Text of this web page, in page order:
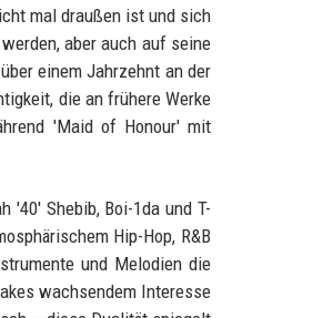
mal draußen ist und sich
aber auch auf seine
einem Jahrzehnt an der
die an frühere Werke
'Maid of Honour' mit
'40' Shebib, Boi-1da und T-
Hip-Hop, R&B
und Melodien die
wachsendem Interesse